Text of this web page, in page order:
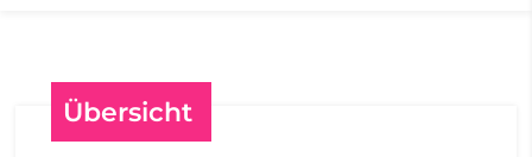
CHICHEWA
Übersicht